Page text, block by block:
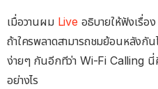
เมื่อวานผม Live อธิบายให้ฟังเรื่อ
ถ้าใครพลาดสามารถชมย้อนหลังกั
ง่ายๆ กันอีกทีว่า Wi-Fi Calling นี่คื
อย่างไร